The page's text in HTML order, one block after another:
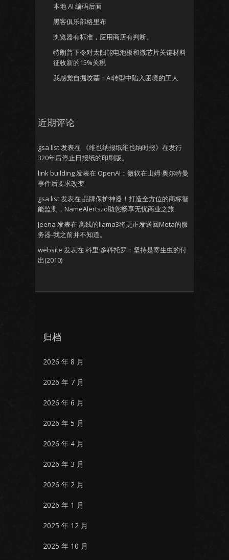
本地 AI 编码后面
黑客俱乐部格里布
浏览器有标准，应用商店有判断。
特朗普下令对太阳能电池板和微芯片关键材料
征收新的15%关税
我感觉自掘坟墓：AI转型中陷入困境的工人
近期评论
gsa list发表在
《维也纳报纸维也纳时报》在发行
320年后停止日报纸的印刷版。
link building发表在 OpenAI：微软在山姆·奥尔特曼
事件后要求改变
gsa list发表在 品牌保护神器！打造全方位的商标智
能监测，NameAlerts.io助您畅享无忧商业之旅
Jeena 发表在 离线的llama3将更正发送回Meta的服
务器-我之前并不知道。
website 发表在 科里·多科托罗：坚持是寄生虫的付
出(2010)
归档
2026 年 8 月
2026 年 7 月
2026 年 6 月
2026 年 5 月
2026 年 4 月
2026 年 3 月
2026 年 2 月
2026 年 1 月
2025 年 12 月
2025 年 10 月